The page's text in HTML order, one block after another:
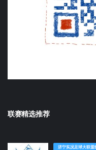
联赛精选推荐
济宁实况足球大联盟